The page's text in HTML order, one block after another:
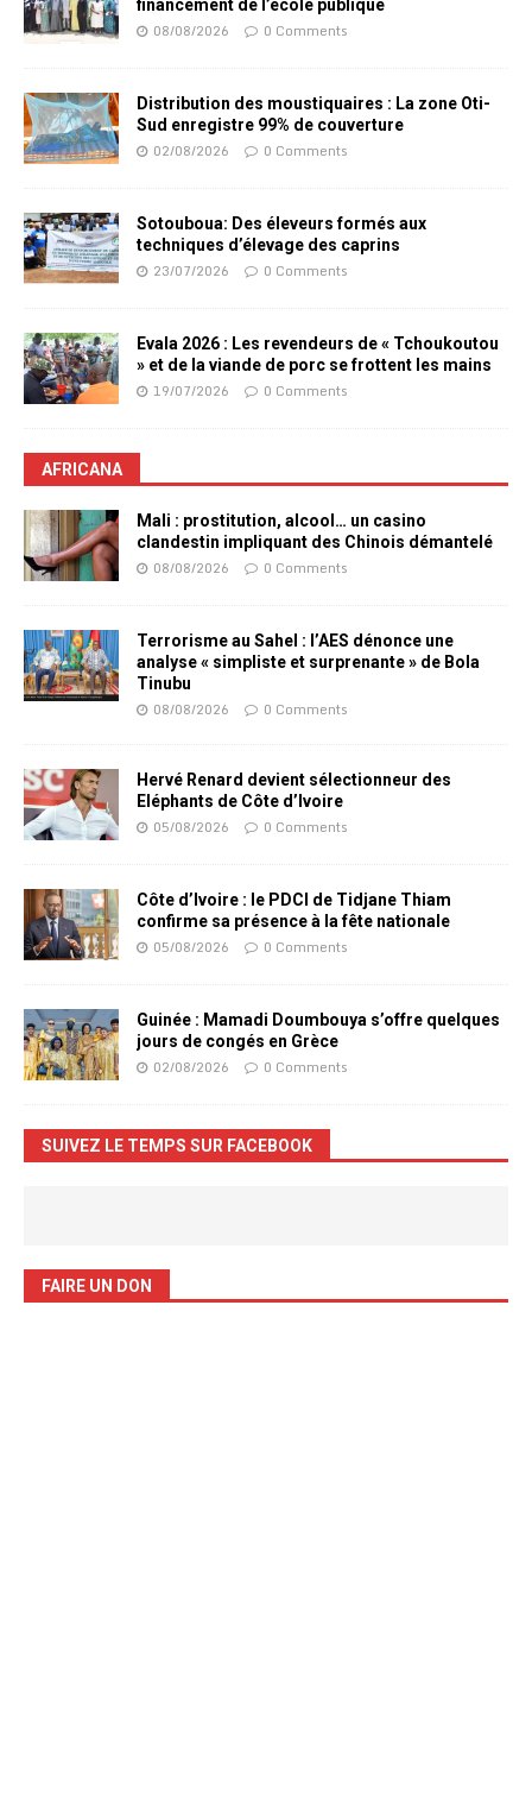
financement de l’école publique
08/08/2026 0 Comments
Distribution des moustiquaires : La zone Oti-
Sud enregistre 99% de couverture
02/08/2026 0 Comments
Sotouboua: Des éleveurs formés aux
techniques d’élevage des caprins
23/07/2026 0 Comments
Evala 2026 : Les revendeurs de « Tchoukoutou
» et de la viande de porc se frottent les mains
19/07/2026 0 Comments
AFRICANA
Mali : prostitution, alcool… un casino
clandestin impliquant des Chinois démantelé
08/08/2026 0 Comments
Terrorisme au Sahel : l’AES dénonce une
analyse « simpliste et surprenante » de Bola
Tinubu
08/08/2026 0 Comments
Hervé Renard devient sélectionneur des
Eléphants de Côte d’Ivoire
05/08/2026 0 Comments
Côte d’Ivoire : le PDCI de Tidjane Thiam
confirme sa présence à la fête nationale
05/08/2026 0 Comments
Guinée : Mamadi Doumbouya s’offre quelques
jours de congés en Grèce
02/08/2026 0 Comments
SUIVEZ LE TEMPS SUR FACEBOOK
FAIRE UN DON